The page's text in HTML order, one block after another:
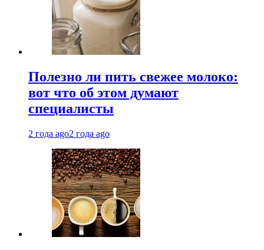
Полезно ли пить свежее молоко:
вот что об этом думают
специалисты
2 года ago2 года ago